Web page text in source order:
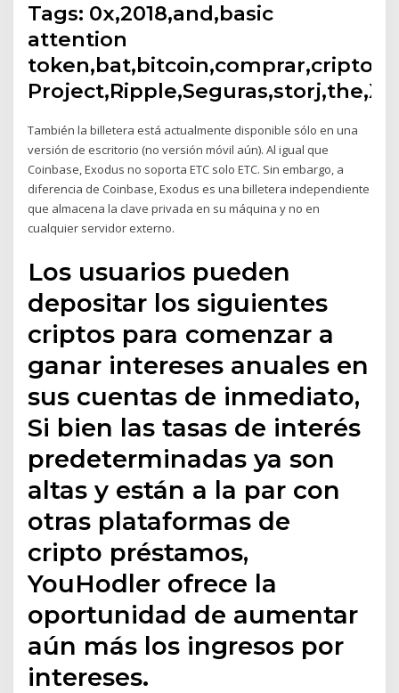
Tags: 0x,2018,and,basic
attention
También la billetera está actualmente disponible sólo en una
versión de escritorio (no versión móvil aún). Al igual que
Coinbase, Exodus no soporta ETC solo ETC. Sin embargo, a
diferencia de Coinbase, Exodus es una billetera independiente
que almacena la clave privada en su máquina y no en
cualquier servidor externo.
Los usuarios pueden
depositar los siguientes
criptos para comenzar a
ganar intereses anuales en
sus cuentas de inmediato,
Si bien las tasas de interés
predeterminadas ya son
altas y están a la par con
otras plataformas de
cripto préstamos,
YouHodler ofrece la
oportunidad de aumentar
aún más los ingresos por
intereses.